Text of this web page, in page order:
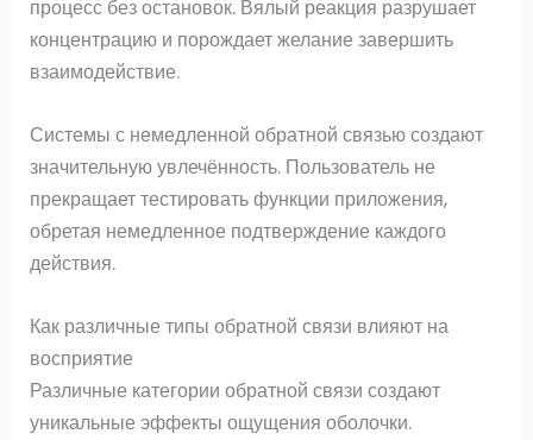
процесс без остановок. Вялый реакция разрушает
концентрацию и порождает желание завершить
взаимодействие.
Системы с немедленной обратной связью создают
значительную увлечённость. Пользователь не
прекращает тестировать функции приложения,
обретая немедленное подтверждение каждого
действия.
Как различные типы обратной связи влияют на
восприятие
Различные категории обратной связи создают
уникальные эффекты ощущения оболочки.